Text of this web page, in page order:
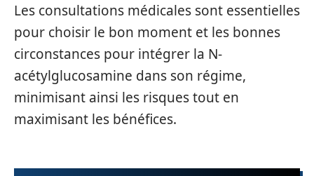
Les consultations médicales sont essentielles
pour choisir le bon moment et les bonnes
circonstances pour intégrer la N-
acétylglucosamine dans son régime,
minimisant ainsi les risques tout en
maximisant les bénéfices.